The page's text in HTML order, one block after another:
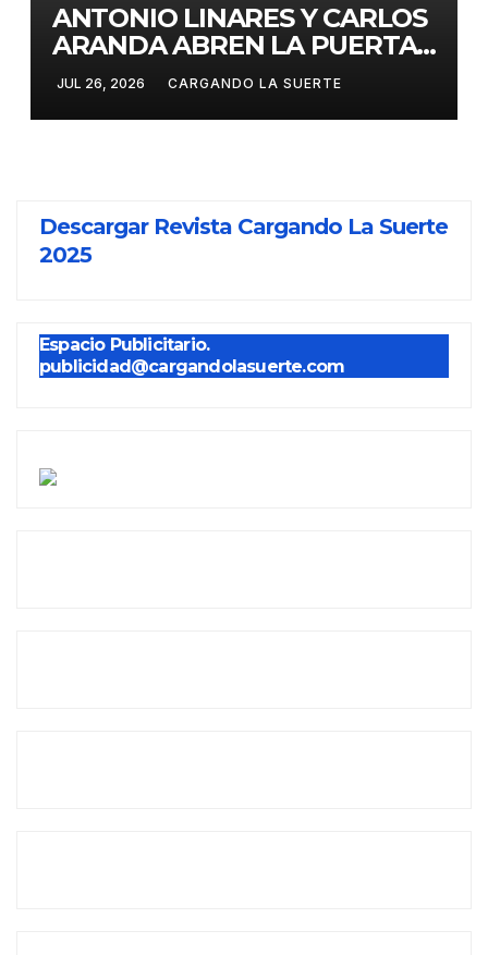
ANTONIO LINARES Y CARLOS
ARANDA ABREN LA PUERTA
GRANDE EN LA CORRIDA DE
FERIA DE ALMADÉN
JUL 26, 2026 CARGANDO LA SUERTE
Descargar Revista Cargando La Suerte
2025
Espacio Publicitario.
publicidad@cargandolasuerte.com